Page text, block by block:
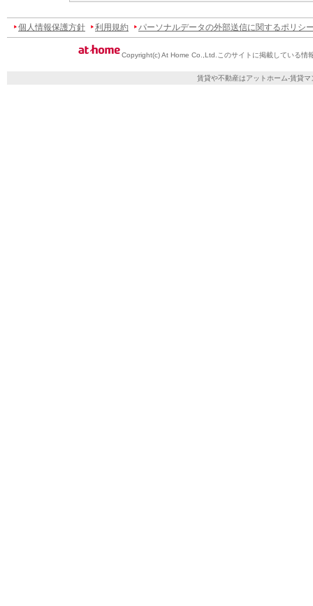
個人情報保護方針 利用規約 パーソナルデータの外部送信に関するポリシ
Copyright(c) At Home Co.,Ltd. このサイトに掲載している情
賃貸や不動産はアットホーム-賃貸